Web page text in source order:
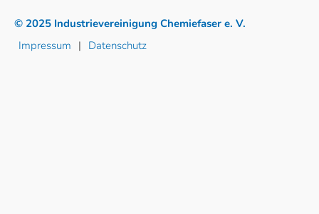
© 2025 Industrievereinigung Chemiefaser e. V.
Impressum
Datenschutz